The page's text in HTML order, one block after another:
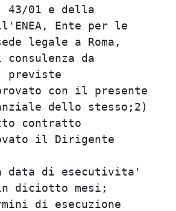
L.R. 43/01 e
02 all'ENEA, Ente
con sede legale a
di
delle attivita'
approvato con il
dello
del suddetto
approvato il
dalla data di
durata in diciotto
dei termini di